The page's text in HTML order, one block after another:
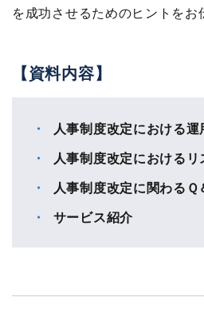
を成功させるためのヒントをお
【資料内容】
人事制度改定における運
人事制度改定におけるリ
人事制度改定に関わるＱ
サービス紹介